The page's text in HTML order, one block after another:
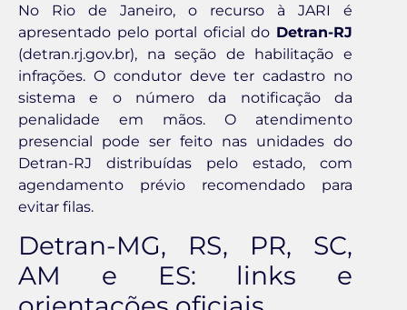
No Rio de Janeiro, o recurso à JARI é
apresentado pelo portal oficial do Detran-RJ
(detran.rj.gov.br), na seção de habilitação e
infrações. O condutor deve ter cadastro no
sistema e o número da notificação da
penalidade em mãos. O atendimento
presencial pode ser feito nas unidades do
Detran-RJ distribuídas pelo estado, com
agendamento prévio recomendado para
evitar filas.
Detran-MG, RS, PR, SC,
AM e ES: links e